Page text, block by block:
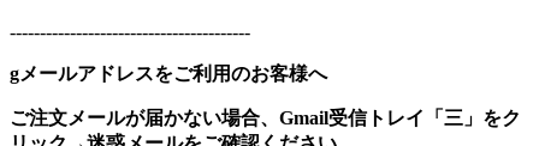
----------------------------------------
gメールアドレスをご利用のお客様へ
ご注文メールが届かない場合、Gmail受信トレイ「三」をク